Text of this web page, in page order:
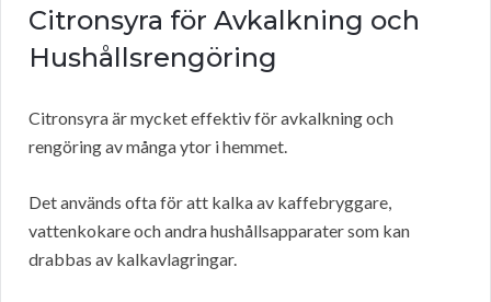
Citronsyra för Avkalkning och
Hushållsrengöring
Citronsyra är mycket effektiv för avkalkning och
rengöring av många ytor i hemmet.
Det används ofta för att kalka av kaffebryggare,
vattenkokare och andra hushållsapparater som kan
drabbas av kalkavlagringar.